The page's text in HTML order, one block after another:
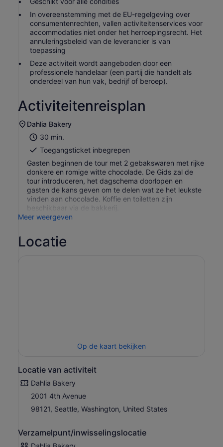
In overeenstemming met de EU-regelgeving over
consumentenrechten, vallen activiteitenservices voor
accommodaties niet onder het herroepingsrecht. Het
annuleringsbeleid van de leverancier is van
toepassing
Deze activiteit wordt aangeboden door een
professionele handelaar (een partij die handelt als
onderdeel van hun vak, bedrijf of beroep).
Activiteitenreisplan
Dahlia Bakery
30 min.
Toegangsticket inbegrepen
Gasten beginnen de tour met 2 gebakswaren met rijke
donkere en romige witte chocolade. De Gids zal de
tour introduceren, het dagschema doorlopen en
gasten de kans geven om te delen wat ze het leukste
vinden aan chocolade. Koffie en toiletten zijn
beschikbaar via de bakkerij.
Meer weergeven
Locatie
Op de kaart bekijken
Locatie van activiteit
Dahlia Bakery
2001 4th Avenue
98121, Seattle, Washington, United States
Verzamelpunt/inwisselingslocatie